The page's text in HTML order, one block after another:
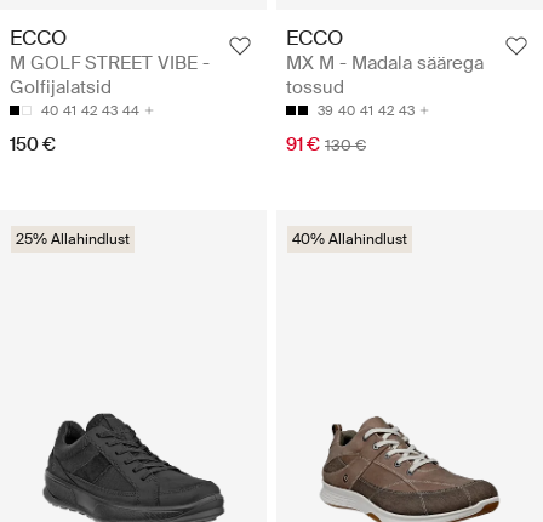
ECCO
M GOLF STREET VIBE -
Golfijalatsid
40 41 42 43 44
150 €
ECCO
MX M - Madala säärega
tossud
39 40 41 42 43
91 € 130 €
25% Allahindlust 40% Allahindlust